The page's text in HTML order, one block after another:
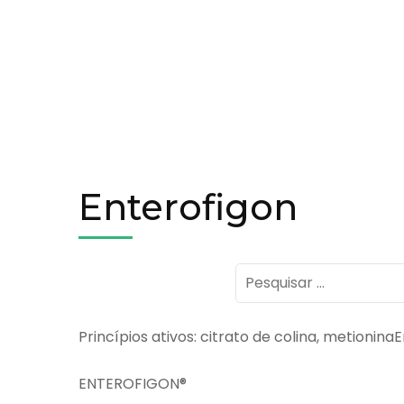
Enterofigon
Pesquisar
por:
Princípios ativos: citrato de colina,
ENTEROFIGON®